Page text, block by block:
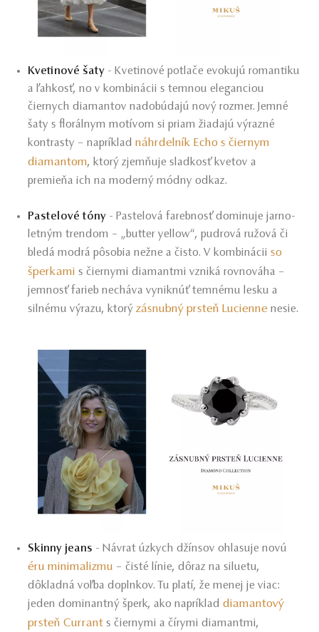
Kvetinové šaty - Kvetinové potlače evokujú romantiku
a ľahkosť, no v kombinácii s temnou eleganciou
čiernych diamantov nadobúdajú nový rozmer. Jemné
šaty s florálnym motívom si priam žiadajú výrazné
kontrasty – napríkladnáhrdelník Echo s čiernym
diamantom, ktorý zjemňuje sladkosť kvetov a
premieňa ich na moderný módny odkaz.
Pastelové tóny - Pastelová farebnosť dominuje jarno-
letným trendom – „butter yellow“, pudrová ružová či
bledá modrá pôsobia nežne a čisto. V kombináciiso
šperkami s čiernymi diamantmi vzniká rovnováha –
jemnosť farieb necháva vyniknúť temnému lesku a
silnému výrazu, ktorýzásnubný prsteň Lucienne nesie.
Skinny jeans - Návrat úzkych džínsov ohlasuje novú
éru minimalizmu – čisté línie, dôraz na siluetu,
dôkladná voľba doplnkov. Tu platí, že menej je viac:
jeden dominantný šperk, ako napríkladdiamantový
prsteň Currant s čiernymi a čírymi diamantmi,